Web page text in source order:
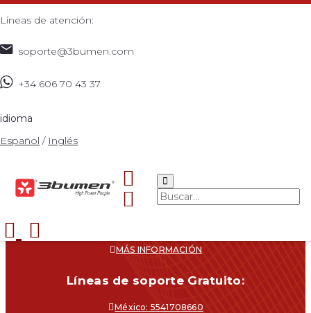
Líneas de atención:
soporte@3bumen.com
+34 606 70 43 37
idioma
Español / Inglés
CATÁLOGO
¿DÓNDE COMPRAR?
MÁS INFORMACIÓN
Líneas de soporte Gratuito:
México: 5541708660